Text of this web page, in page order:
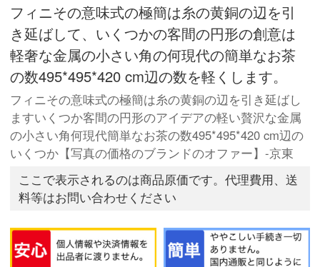
フィニその意味式の極簡は糸の黄銅の辺を引
き延ばして、いくつかの客間の円形の創意は
軽奢な金属の小さい角の何現代の簡単なお茶
の数495*495*420 cm辺の数を軽くします。
フィニその意味式の極簡は糸の黄銅の辺を引き延ばし
ますいくつか客間の円形のアイデアの軽い贅沢な金属
の小さい角何現代簡単なお茶の数495*495*420 cm辺の
いくつか【写真の価格のブランドのオファー】-京東
ここで表示されるのは商品原価です。代理費用、送
料等はお問い合わせください